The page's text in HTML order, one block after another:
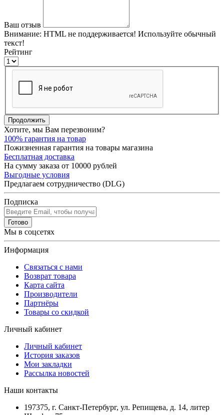
Ваш отзыв
Внимание: HTML не поддерживается! Используйте обычный
текст!
Рейтинг
Продолжить
Хотите, мы Вам перезвоним?
100% гарантия на товар
Пожизненная гарантия на товары магазина
Бесплатная доставка
На сумму заказа от 10000 рублей
Выгодные условия
Предлагаем сотрудничество (DLG)
Подписка
Готово
Мы в соцсетях
Информация
Связаться с нами
Возврат товара
Карта сайта
Производители
Партнёры
Товары со скидкой
Личный кабинет
Личный кабинет
История заказов
Мои закладки
Рассылка новостей
Наши контакты
197375, г. Санкт-Петербург, ул. Репищева, д. 14, литер